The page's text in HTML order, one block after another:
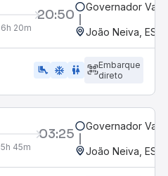
20:50
6h 20m
Governador
João Neiva, ES
airline_seat_legroom_extra ac_unit WC
Embarque
direto
03:25
5h 45m
Governador
João Neiva, ES